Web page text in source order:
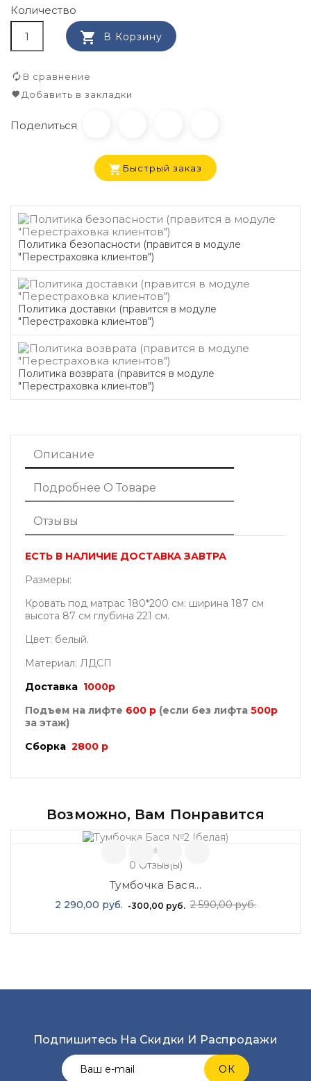
Количество
 В Корзину
В сравнение
Добавить в закладки
Поделиться
Быстрый заказ
Политика безопасности (правится в модуле
"Перестраховка клиентов")
Политика доставки (правится в модуле
"Перестраховка клиентов")
Политика возврата (правится в модуле
"Перестраховка клиентов")
Описание
Подробнее О Товаре
Отзывы
ЕСТЬ В НАЛИЧИЕ ДОСТАВКА ЗАВТРА
Размеры:
Кровать под матрас 180*200 см: ширина 187 см
высота 87 см глубина 221 см.
Цвет: белый.
Материал: ЛДСП
Доставка 1000р
Подъем на лифте 600 р (если без лифта 500р
за этаж)
Сборка 2800 р
Возможно, Вам Понравится
0 Отзыв(ы)
Тумбочка Бася...
2 290,00 руб. Базовая
-300,00 руб. 2 590,00 руб.Цена
Подпишитесь На Скидки И Распродажи